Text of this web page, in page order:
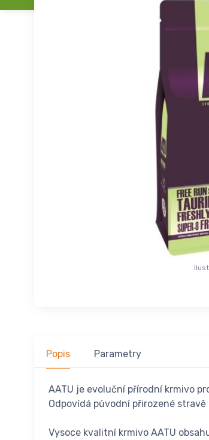
Popis Parametry
AATU je evoluční přírodní krmivo
Odpovídá původní přirozené
Vysoce kvalitní krmivo AATU